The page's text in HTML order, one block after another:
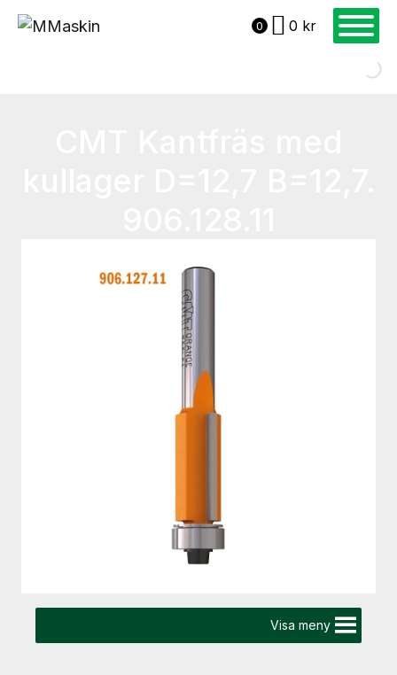
0 0 kr
Visa meny